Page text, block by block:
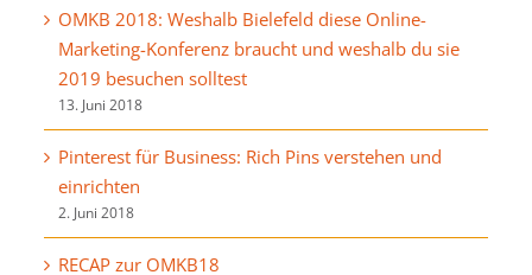
OMKB 2018: Weshalb Bielefeld diese Online-
Marketing-Konferenz braucht und weshalb du sie
2019 besuchen solltest
13. Juni 2018
Pinterest für Business: Rich Pins verstehen und
einrichten
2. Juni 2018
RECAP zur OMKB18